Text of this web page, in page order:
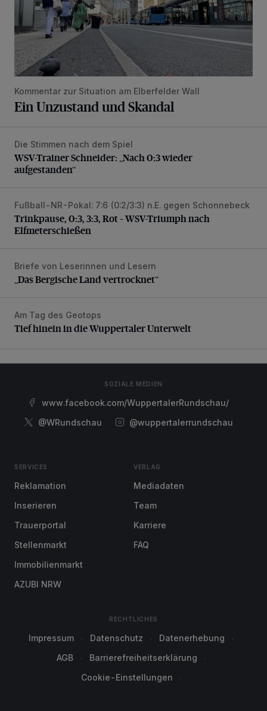
Kommentar zur Situation am Elberfelder Wall
Ein Unzustand und Skandal
WSV-Trainer Schneider: „Nach 0:3 wieder aufgestanden“
Die Stimmen nach dem Spiel
WSV-Trainer Schneider: „Nach 0:3 wieder
aufgestanden“
Trinkpause, 0:3, 3:3, Rot – WSV-Triumph nach
Fußball-NR-Pokal: 7:6 (0:2/3:3) n.E. gegen Schonnebeck
Trinkpause, 0:3, 3:3, Rot – WSV-Triumph nach
Elfmeterschießen
„Das Bergische Land vertrocknet“
Briefe von Leserinnen und Lesern
„Das Bergische Land vertrocknet“
Tief hinein in die Wuppertaler Unterwelt
Am Tag des Geotops
Tief hinein in die Wuppertaler Unterwelt
SOZIALE MEDIEN
www.facebook.com/WuppertalerRundschau/
@WRundschau
@wuppertalerrundschau
SERVICES
Reklamation
Inserieren
Trauerportal
Stellenmarkt
Immobilienmarkt
AZUBI NRW
VERLAG
Mediadaten
Team
Karriere
FAQ
RECHTLICHES
Impressum Datenschutz
Datenerhebung
AGB
Barrierefreiheitserklärung
Cookie-Einstellungen